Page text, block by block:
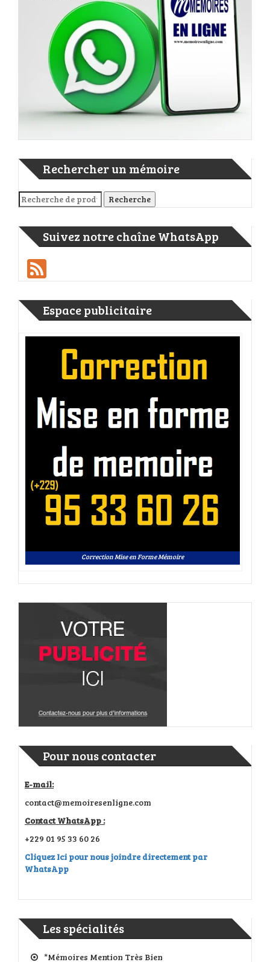
Rechercher un mémoire
Recherche pour : Recherche
Suivez notre chaîne WhatsApp
Espace publicitaire
Correction Mise en Forme Mémoire
Pour nous contacter
E-mail:
contact@memoiresenligne.com
Contact WhatsApp :
+229 01 95 33 60 26
Cliquez Ici pour nous joindre directement par
WhatsApp
Les spécialités
*Mémoires Mention Très Bien